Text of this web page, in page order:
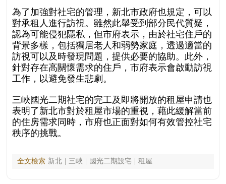
為了加強對社宅的管理，新北市政府也規定，可以
對承租人進行訪視。雖然此舉受到部分民代質疑，
認為可能侵犯隱私，但市府表示，由於社宅住戶的
背景多樣，包括獨居老人和弱勢家庭，透過適當的
訪視可以及時發現問題，提供必要的協助。此外，
針對存在高關懷需求的住戶，市府表示會啟動訪視
工作，以避免發生悲劇。
三峽國光二期社宅的完工及即將開放的租屋申請也
表明了新北市對於租屋市場的重視，藉此緩解當前
的住房需求同時，市府也正面對如何有效管控社宅
秩序的挑戰。
全文檢索 新北 | 三峽 | 國光二期設宅 | 租屋